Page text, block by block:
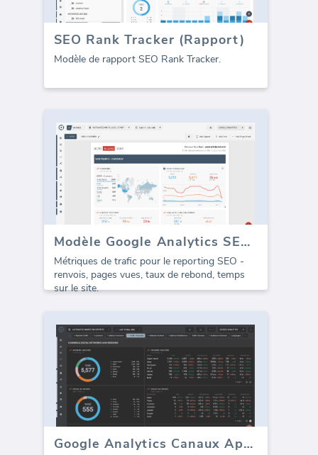
SEO Rank Tracker (Rapport)
Modèle de rapport SEO Rank Tracker.
Modèle Google Analytics SEO - Tout le Trafic (Rapport)
Métriques de trafic pour le reporting SEO -
renvois, pages vues, taux de rebond, temps
sur le site.
Google Analytics Canaux Aperçu